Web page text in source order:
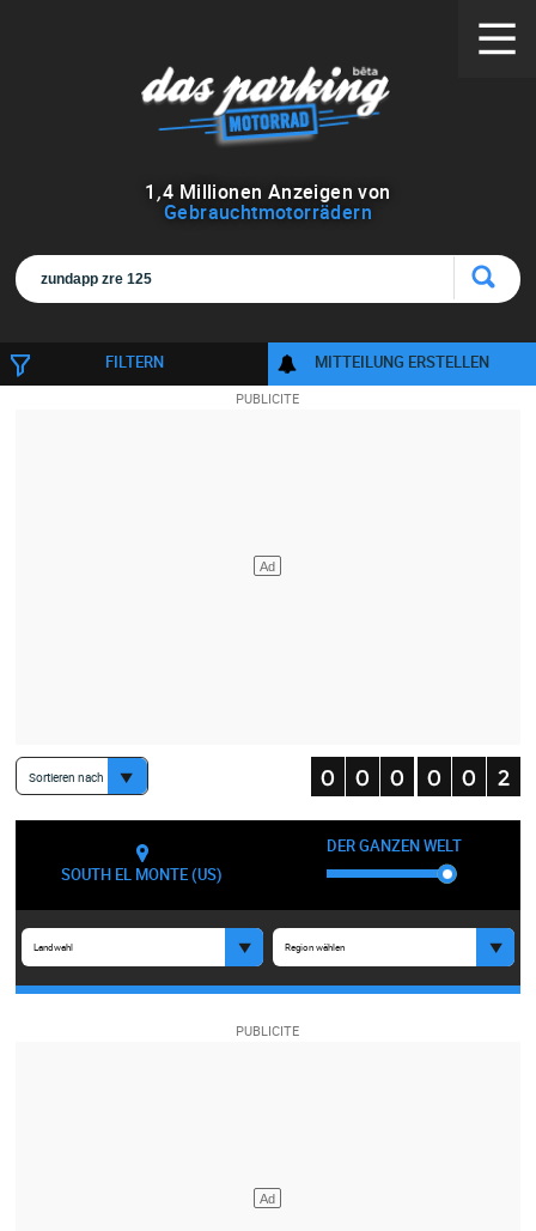
1 ,4 Millionen Anzeigen von
Gebrauchtmotorrädern
FILTERN MITTEILUNG ERSTELLEN
Sortieren nach
SOUTH EL MONTE (US)
DER GANZEN WELT
Landwahl Region wählen